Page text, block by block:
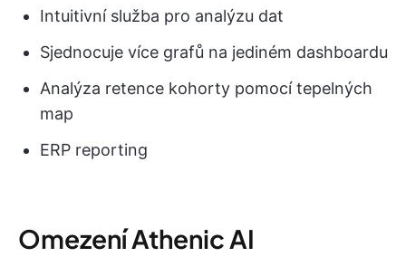
Intuitivní služba pro analýzu dat
Sjednocuje více grafů na jediném dashboardu
Analýza retence kohorty pomocí tepelných
map
ERP reporting
Omezení Athenic AI